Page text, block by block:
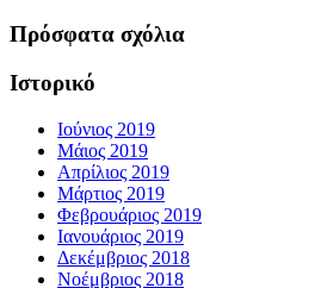
Πρόσφατα σχόλια
Ιστορικό
Ιούνιος 2019
Μάιος 2019
Απρίλιος 2019
Μάρτιος 2019
Φεβρουάριος 2019
Ιανουάριος 2019
Δεκέμβριος 2018
Νοέμβριος 2018